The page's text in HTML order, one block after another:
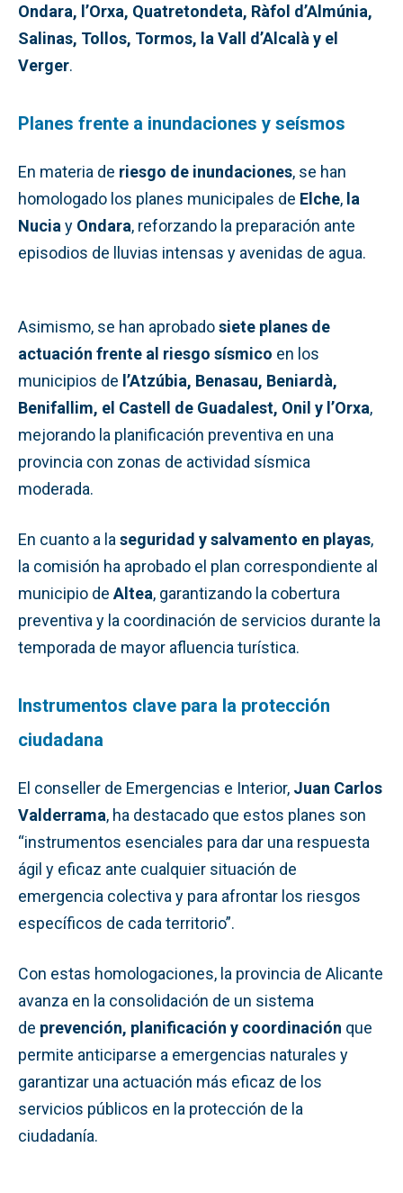
Ondara, l’Orxa, Quatretondeta, Ràfol d’Almúnia,
Salinas, Tollos, Tormos, la Vall d’Alcalà y el
Verger.
Planes frente a inundaciones y seísmos
En materia de riesgo de inundaciones, se han
homologado los planes municipales de Elche, la
Nucia y Ondara, reforzando la preparación ante
episodios de lluvias intensas y avenidas de agua.
Asimismo, se han aprobadosiete planes de
actuación frente al riesgo sísmico en los
municipios de l’Atzúbia, Benasau, Beniardà,
Benifallim, el Castell de Guadalest, Onil y l’Orxa,
mejorando la planificación preventiva en una
provincia con zonas de actividad sísmica
moderada.
En cuanto a la seguridad y salvamento en playas,
la comisión ha aprobado el plan correspondiente al
municipio de Altea, garantizando la cobertura
preventiva y la coordinación de servicios durante la
temporada de mayor afluencia turística.
Instrumentos clave para la protección
ciudadana
El conseller de Emergencias e Interior, Juan Carlos
Valderrama, ha destacado que estos planes son
“instrumentos esenciales para dar una respuesta
ágil y eficaz ante cualquier situación de
emergencia colectiva y para afrontar los riesgos
específicos de cada territorio”.
Con estas homologaciones, la provincia de Alicante
avanza en la consolidación de un sistema
de prevención, planificación y coordinación que
permite anticiparse a emergencias naturales y
garantizar una actuación más eficaz de los
servicios públicos en la protección de la
ciudadanía.